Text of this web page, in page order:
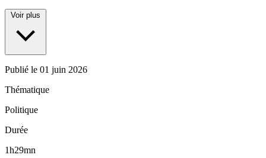
Voir plus
Publié le 01 juin 2026
Thématique
Politique
Durée
1h29mn